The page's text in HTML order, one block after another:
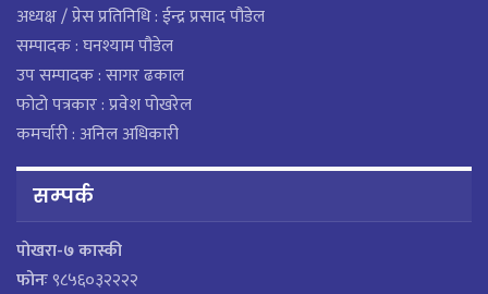
अध्यक्ष / प्रेस प्रतिनिधि : ईन्द्र प्रसाद पौडेल
सम्पादक : घनश्याम पौडेल
उप सम्पादक : सागर ढकाल
फोटो पत्रकार : प्रवेश पोखरेल
कमर्चारी : अनिल अधिकारी
सम्पर्क
पाेखरा-७ कास्की
फोनः९८५६०३२२२२